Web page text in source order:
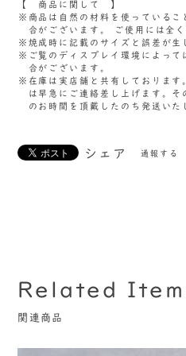
【 商品に関して 】
商品は自然の材料を使っている
合がございます。 ご使用には全
焼成時に記載のサイズと誤差が生
ご覧のディスプレイ環境によっ
合がございます。
在庫は実店舗と共有しておりま
は早急にご連絡差し上げます。
のお時間を頂戴したのち発送いた
シェア 通報する
Related
関連商品